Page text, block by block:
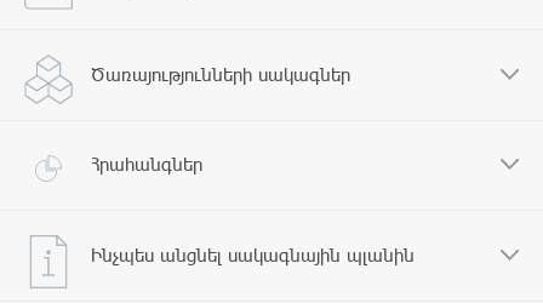
Ծառայությունների սակագներ
Հրահանգներ
Ինչպես անցնել սակագնային պլանին